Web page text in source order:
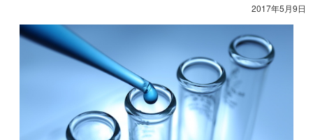
2017年5月9日